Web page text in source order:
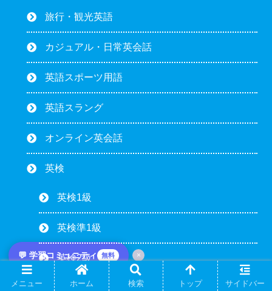
💬 学習コミュニティ 無料 ×
旅行・観光英語
カジュアル・日常英会話
英語スポーツ用語
英語スラング
オンライン英会話
英検
英検1級
英検準1級
英検2級
英検準2級
メニュー ホーム 検索 トップ サイドバー